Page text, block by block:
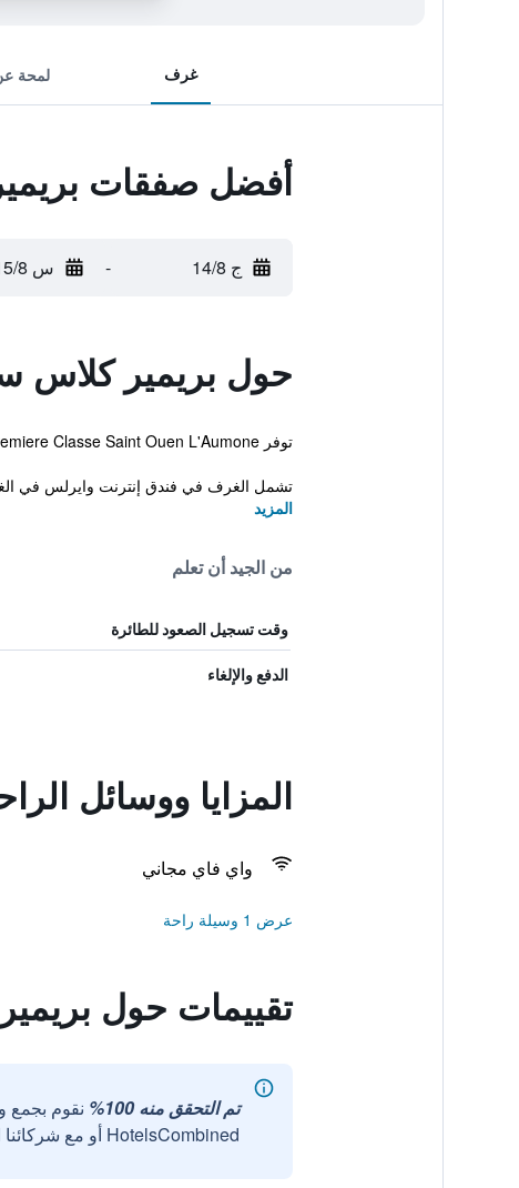
غرف لمحة
أفضل صفقات
ج 14/8 - س 15/8
حول بريمير كلاس
توفر Premiere Classe Saint Ouen L'Aumone المريحة والتي تقع في مدينة سان-وين-لاومون خدمة واي فاي مجاناً بالإضافة إلى صراف آلي-ATM وآلة بيع.
تشمل الغرف في فندق إنترنت وايرلس في
المزيد
من الجيد أن تعلم
وقت تسجيل الصعود للطائرة
الدفع والإلغاء
المزايا ووسائل
واي فاي مجاني
عرض 1 وسيلة راحة
تقييمات حول
تم التحقق منه 100%
نقوم بجمع
HotelsCombined أو مع شركائنا الخارجيين الموثوقين.